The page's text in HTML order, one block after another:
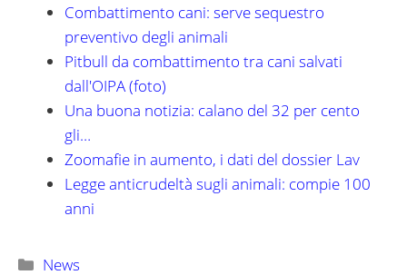
Combattimento cani: serve sequestro
preventivo degli animali
Pitbull da combattimento tra cani salvati
dall'OIPA (foto)
Una buona notizia: calano del 32 per cento
gli…
Zoomafie in aumento, i dati del dossier Lav
Legge anticrudeltà sugli animali: compie 100
anni
Categorie
News